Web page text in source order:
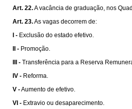
Art. 22.A vacância de graduação, nos
Art. 23.As vagas decorrem de:
I - Exclusão do estado efetivo.
II - Promoção.
III - Transferência para a Reserva
IV - Reforma.
V -Aumento de efetivo.
VI - Extravio ou desaparecimento.